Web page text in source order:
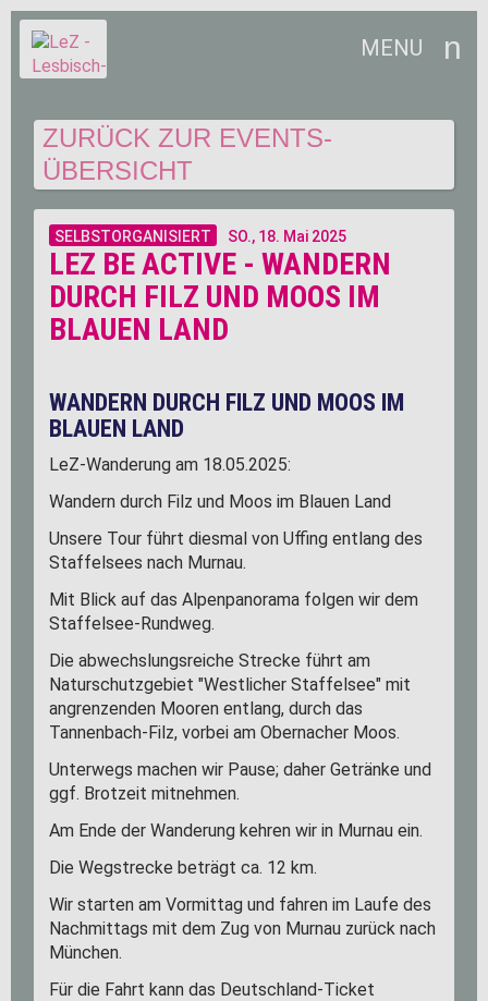
MENU
ZURÜCK ZUR EVENTS-
ÜBERSICHT
SELBSTORGANISIERT SO., 18. Mai 2025
LEZ BE ACTIVE - WANDERN
DURCH FILZ UND MOOS IM
BLAUEN LAND
WANDERN DURCH FILZ UND MOOS IM
BLAUEN LAND
LeZ-Wanderung am 18.05.2025:
Wandern durch Filz und Moos im Blauen Land
Unsere Tour führt diesmal von Uffing entlang des
Staffelsees nach Murnau.
Mit Blick auf das Alpenpanorama folgen wir dem
Staffelsee-Rundweg.
Die abwechslungsreiche Strecke führt am
Naturschutzgebiet "Westlicher Staffelsee" mit
angrenzenden Mooren entlang, durch das
Tannenbach-Filz, vorbei am Obernacher Moos.
Unterwegs machen wir Pause; daher Getränke und
ggf. Brotzeit mitnehmen.
Am Ende der Wanderung kehren wir in Murnau ein.
Die Wegstrecke beträgt ca. 12 km.
Wir starten am Vormittag und fahren im Laufe des
Nachmittags mit dem Zug von Murnau zurück nach
München.
Für die Fahrt kann das Deutschland-Ticket